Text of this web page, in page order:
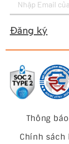
Đăng ký
Thông
Chính sách